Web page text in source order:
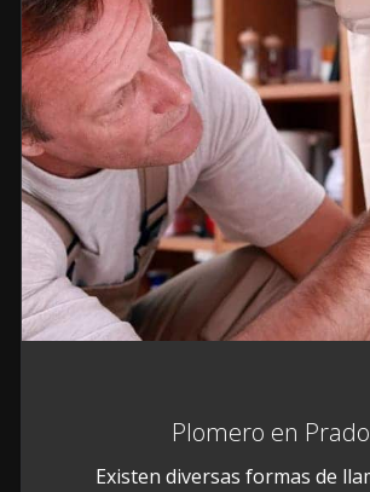
Plomero en Prado
Existen diversas formas de